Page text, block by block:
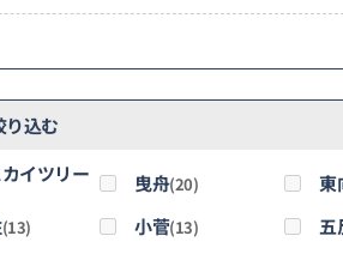
込む
イツリー 曳舟(20) 東
(13) 小菅(13) 五